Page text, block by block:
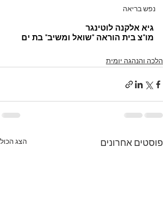
נפש בריאה
גיא אלקנה לוטינגר
מו"צ בית הוראה "שואל ומשיב" בת ים
הלכה והנהגה יומית
פוסטים אחרונים הצג הכול